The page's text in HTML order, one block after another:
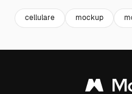
cellulare mockup